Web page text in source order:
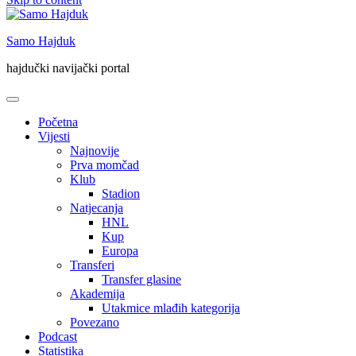
Samo Hajduk
hajdučki navijački portal
Početna
Vijesti
Najnovije
Prva momčad
Klub
Stadion
Natjecanja
HNL
Kup
Europa
Transferi
Transfer glasine
Akademija
Utakmice mlađih kategorija
Povezano
Podcast
Statistika